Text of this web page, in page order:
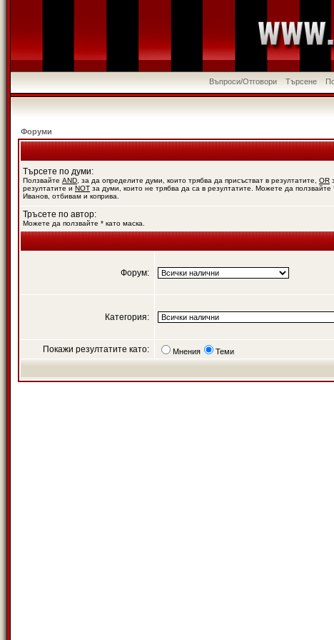
Въпроси/Отговори Търсене
Форуми
Търсете по думи:
Ползвайте AND , за да определите думи, които трябва да присъстват в резултатите, OR
резултатите и NOT за думи, които не трябва да са в резултатите. Можете да
Иванов, отбивам и коприва.
Тръсете по автор:
Можете да ползвайте * като маска.
Форум:
Категория:
Покажи резултатите като: Мнения Теми